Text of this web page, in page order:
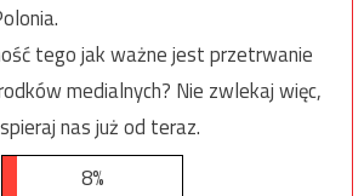
tego jak ważne jest przetrwanie
medialnych? Nie zwlekaj więc,
nas już od teraz.
8%